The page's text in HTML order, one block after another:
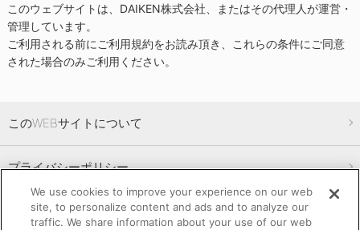
このウェブサイトは、DAIKEN株式会社、またはその代理人が運営・
管理しています。
ご利用される前にご利用規約をお読み頂き、これらの条件にご同意
された場合のみご利用ください。
このWEBサイトについて
プライバシーポリシー
SNSコミュニティガイドライン
We use cookies to improve your experience on our web
site, to personalize content and ads and to analyze our
traffic. We share information about your use of our web